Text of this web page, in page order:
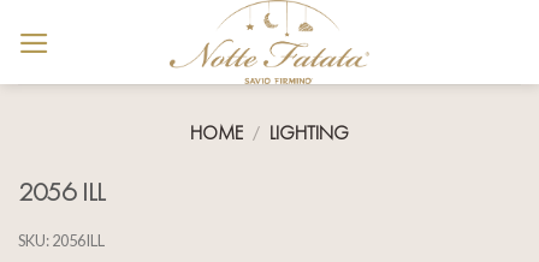
HOME / LIGHTING
2056 ILL
SKU:2056ILL